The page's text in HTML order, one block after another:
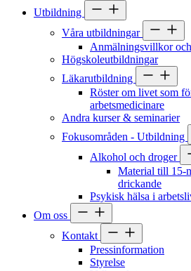
Utbildning
Våra utbildningar
Anmälningsvillkor
Högskoleutbildningar
Läkarutbildning
Röster om livet som
arbetsmedicinare
Andra kurser & seminarier
Fokusområden - Utbildning
Alkohol och droger
Material till 15-
drickande
Psykisk hälsa i
Om oss
Kontakt
Pressinformation
Styrelse